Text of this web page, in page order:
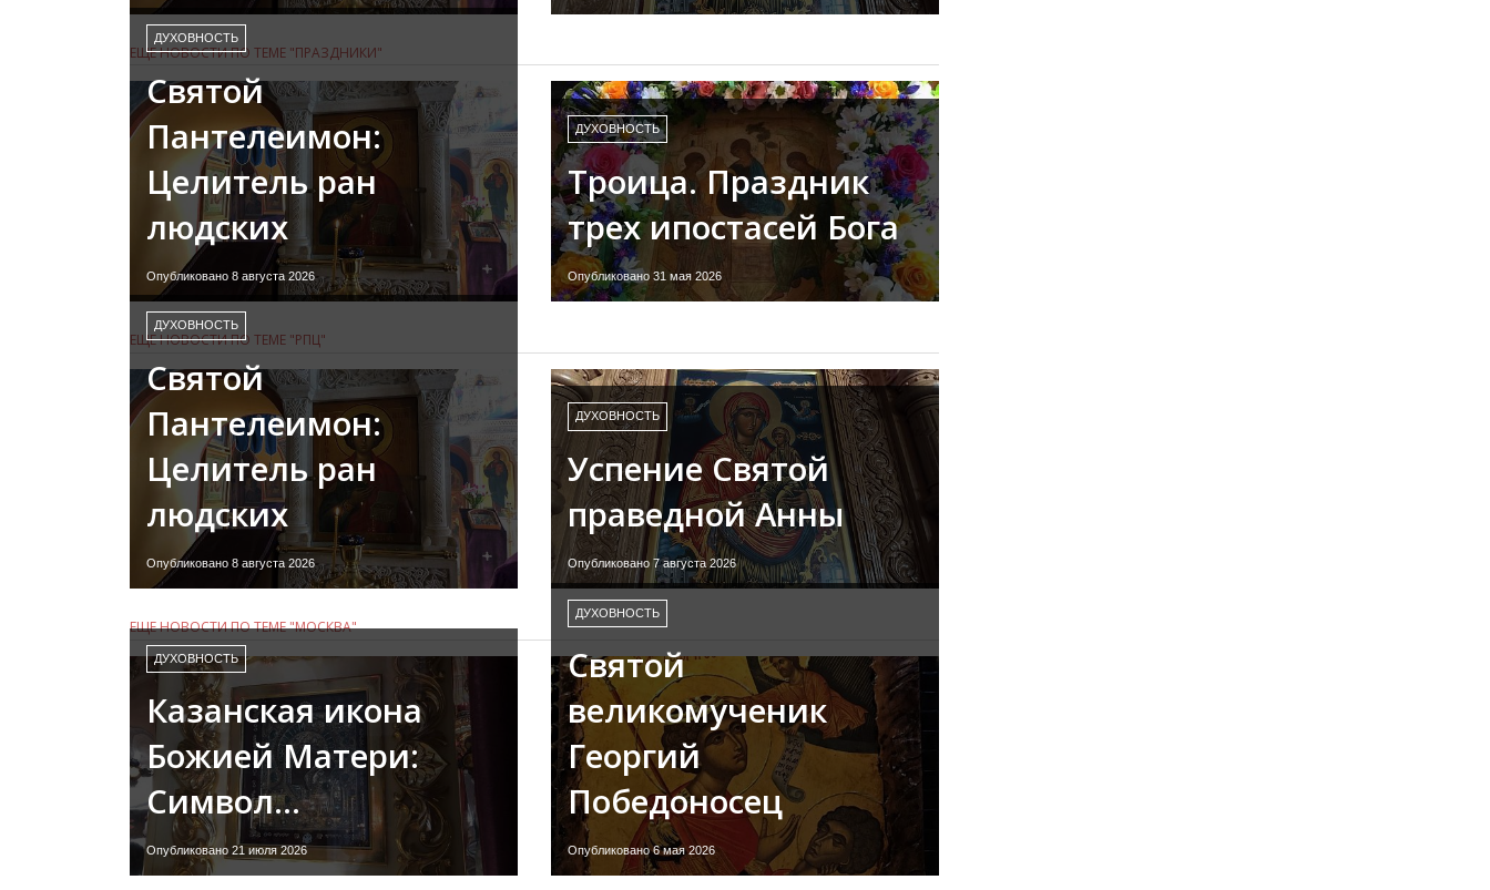
ЕЩЕ НОВОСТИ ПО ТЕМЕ "ПРАЗДНИКИ"
ДУХОВНОСТЬ
Святой
Пантелеимон:
Целитель ран
людских
Опубликовано 8 августа 2026
ДУХОВНОСТЬ
Троица. Праздник
трех ипостасей Бога
Опубликовано 31 мая 2026
ЕЩЕ НОВОСТИ ПО ТЕМЕ "РПЦ"
ДУХОВНОСТЬ
Святой
Пантелеимон:
Целитель ран
людских
Опубликовано 8 августа 2026
ДУХОВНОСТЬ
Успение Святой
праведной Анны
Опубликовано 7 августа 2026
ЕЩЕ НОВОСТИ ПО ТЕМЕ "МОСКВА"
ДУХОВНОСТЬ
Казанская икона
Божией Матери:
Символ…
Опубликовано 21 июля 2026
ДУХОВНОСТЬ
Святой
великомученик
Георгий
Победоносец
Опубликовано 6 мая 2026